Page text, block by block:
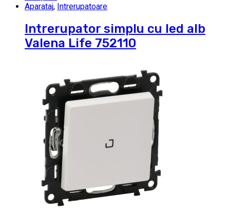
Aparataj, Intrerupatoare
Intrerupator simplu cu led alb
Valena Life 752110